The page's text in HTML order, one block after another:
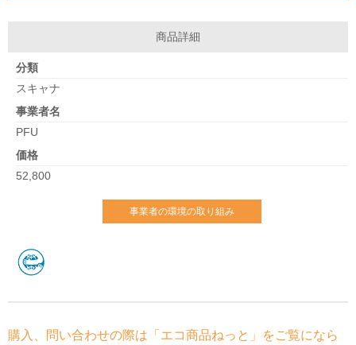
商品詳細
分類
スキャナ
事業者名
PFU
価格
52,800
事業者の環境の取り組み
購入、問い合わせの際は「エコ商品ねっと」をご覧になら